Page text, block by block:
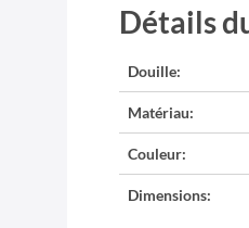
Détails
Douille:
Matériau:
Couleur:
Dimensions: